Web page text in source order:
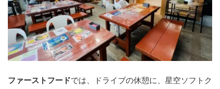
ファーストフードでは、ドライブの休憩に、星空ソフトク